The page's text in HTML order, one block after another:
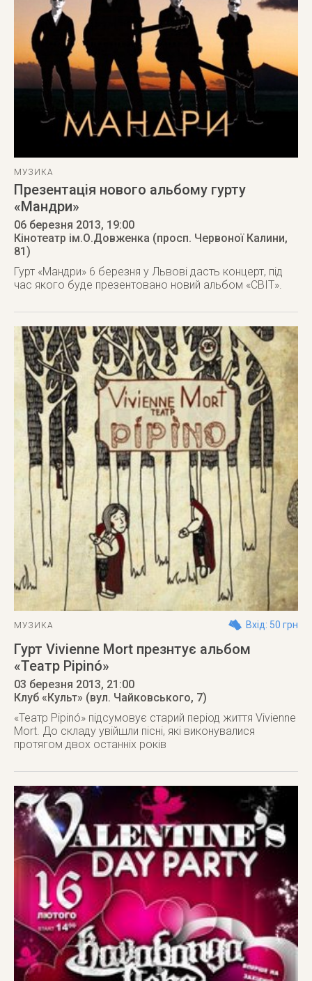
МУЗИКА
Презентація нового альбому гурту
«Мандри»
06 березня 2013, 19:00
Кінотеатр ім.О.Довженка (просп. Червоної Калини,
81)
Гурт «Мандри» 6 березня у Львові дасть концерт, під
час якого буде презентовано новий альбом «СВІТ».
МУЗИКА Вхід: 50 грн
Гурт Vivienne Mort презнтує альбом
«Театр Pipinó»
03 березня 2013, 21:00
Клуб «Культ» (вул. Чайковського, 7)
«Театр Pipinó» підсумовує старий період життя Vivienne
Mort. До складу увійшли пісні, які виконувалися
протягом двох останніх років